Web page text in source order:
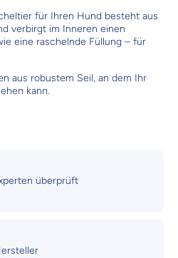
für Ihren Hund besteht aus
verbirgt im Inneren einen
eine raschelnde Füllung – für
aus robustem Seil, an dem Ihr
kann.
überprüft